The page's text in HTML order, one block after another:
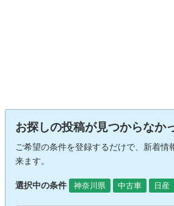
お探しの投稿が見つからなか
ご希望の条件を登録するだけで、新着情
来ます。
選択中の条件 神奈川県 中古車 日産